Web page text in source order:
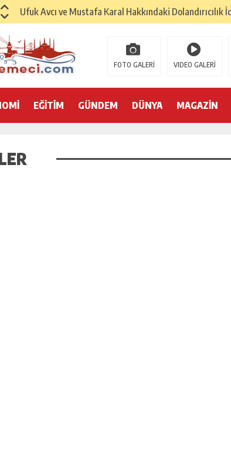
Ufuk Avcı ve Mustafa Karal Hakkındaki Dolandırıcılık
Hayırsever İş İnsanı Mehmet Aslan: “Çanakkale, Bir
Sinemada Yapay Zeka Sempozyumu Beyoğlu’nda
İspanya Sağlık Turizminde 2026 Hedeflerini Büyütüyor
SANAYİ VE TİCARET KONFEDERASYONU SANKON
FOTO GALERİ VIDEO GALERİ
EĞİTİM GÜNDEM DÜNYA MAGAZİN